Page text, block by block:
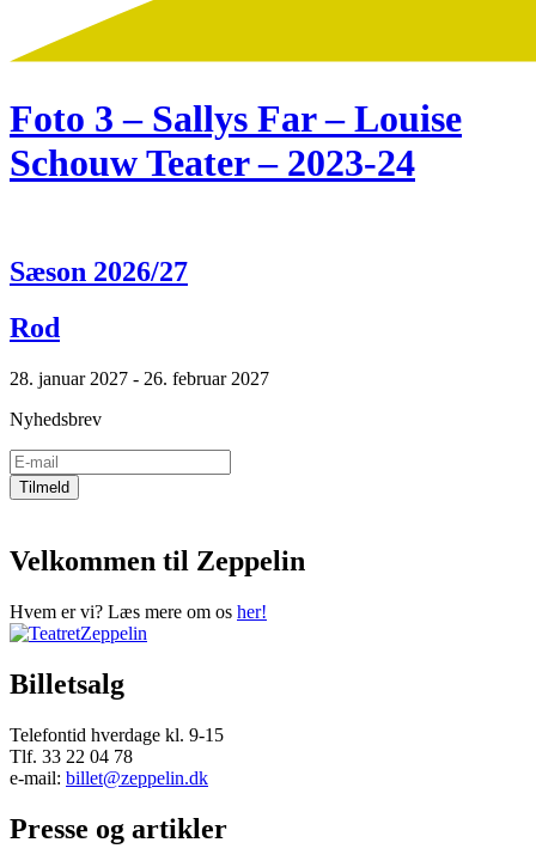
Foto 3 – Sallys Far – Louise
Schouw Teater – 2023-24
Sæson 2026/27
Rod
28. januar 2027 - 26. februar 2027
Nyhedsbrev
Velkommen til Zeppelin
Hvem er vi? Læs mere om os her!
Billetsalg
Telefontid hverdage kl. 9-15
Tlf. 33 22 04 78
e-mail: billet@zeppelin.dk
Presse og artikler